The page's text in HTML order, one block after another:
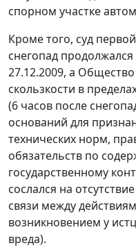
спорном участке
Кроме того, суд
снегопад
27.12.2009, а
скользкости в
(6 часов после
оснований для
технических норм,
обязательств по
государственному
сослался на
связи между
возникновением у
вреда).